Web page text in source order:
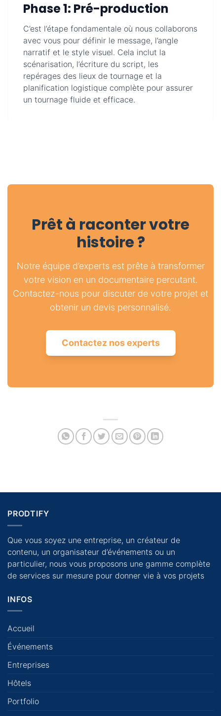
Phase 1: Pré-production
C’est l’étape fondamentale où nous collaborons
avec vous pour définir le message, l’angle
narratif et le style visuel. Cela inclut la
scénarisation, l’écriture du script, les
repérages des lieux de tournage et la
planification logistique complète pour assurer
un tournage fluide et efficace.
Prêt à raconter votre
histoire ?
Notre équipe d’experts est prête à transformer
votre vision en un documentaire percutant.
Contactez-nous pour discuter de votre projet et
obtenir un devis personnalisé.
Contactez nos experts
PRODTIFY
Que vous soyez une entreprise, un créateur de
contenu, un organisateur d’événements ou un
particulier, nous vous proposons une gamme complète
de services sur mesure pour donner vie à vos projets
INFOS
Accueil
Événements
Entreprises
Hôtels
Portfolio